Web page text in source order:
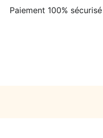
Paiement 100%